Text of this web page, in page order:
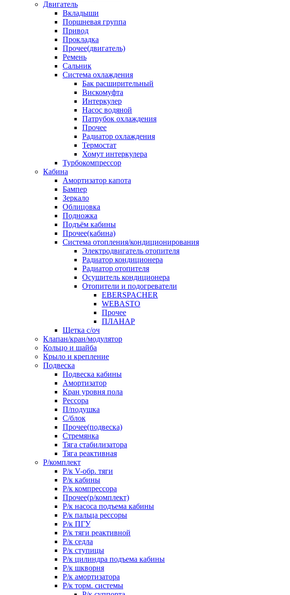
Двигатель
Вкладыши
Поршневая группа
Привод
Прокладка
Прочее(двигатель)
Ремень
Сальник
Система охлаждения
Бак расширительный
Вискомуфта
Интеркулер
Насос водяной
Патрубок охлаждения
Прочее
Радиатор охлаждения
Термостат
Хомут интеркулера
Турбокомпрессор
Кабина
Амортизатор капота
Бампер
Зеркало
Облицовка
Подножка
Подъём кабины
Прочее(кабина)
Система отопления/кондиционирования
Электродвигатель отопителя
Радиатор кондиционера
Радиатор отопителя
Осушитель кондиционера
Отопители и подогреватели
EBERSPACHER
WEBASTO
Прочее
ПЛАНАР
Щетка с/оч
Клапан/кран/модулятор
Кольцо и шайба
Крыло и крепление
Подвеска
Подвеска кабины
Амортизатор
Кран уровня пола
Рессора
П/подушка
С/блок
Прочее(подвеска)
Стремянка
Тяга стабилизатора
Тяга реактивная
Р/комплект
Р/к V-обр. тяги
Р/к кабины
Р/к компрессора
Прочее(р/комплект)
Р/к насоса подъема кабины
Р/к пальца рессоры
Р/к ПГУ
Р/к тяги реактивной
Р/к седла
Р/к ступицы
Р/к цилиндра подъема кабины
Р/к шкворня
Р/к амортизатора
Р/к торм. системы